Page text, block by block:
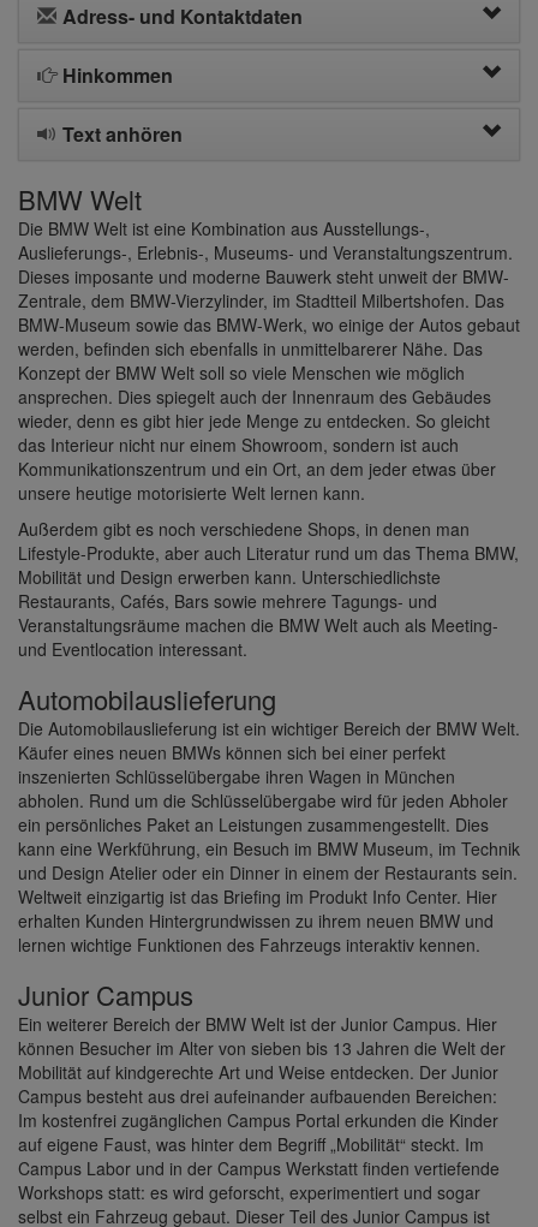
Adress- und Kontaktdaten
Hinkommen
Text anhören
BMW Welt
Die BMW Welt ist eine Kombination aus Ausstellungs-,
Auslieferungs-, Erlebnis-, Museums- und Veranstaltungszentrum.
Dieses imposante und moderne Bauwerk steht unweit der BMW-
Zentrale, dem BMW-Vierzylinder, im Stadtteil Milbertshofen. Das
BMW-Museum sowie das BMW-Werk, wo einige der Autos gebaut
werden, befinden sich ebenfalls in unmittelbarerer Nähe. Das
Konzept der BMW Welt soll so viele Menschen wie möglich
ansprechen. Dies spiegelt auch der Innenraum des Gebäudes
wieder, denn es gibt hier jede Menge zu entdecken. So gleicht
das Interieur nicht nur einem Showroom, sondern ist auch
Kommunikationszentrum und ein Ort, an dem jeder etwas über
unsere heutige motorisierte Welt lernen kann.
Außerdem gibt es noch verschiedene Shops, in denen man
Lifestyle-Produkte, aber auch Literatur rund um das Thema BMW,
Mobilität und Design erwerben kann. Unterschiedlichste
Restaurants, Cafés, Bars sowie mehrere Tagungs- und
Veranstaltungsräume machen die BMW Welt auch als Meeting-
und Eventlocation interessant.
Automobilauslieferung
Die Automobilauslieferung ist ein wichtiger Bereich der BMW Welt.
Käufer eines neuen BMWs können sich bei einer perfekt
inszenierten Schlüsselübergabe ihren Wagen in München
abholen. Rund um die Schlüsselübergabe wird für jeden Abholer
ein persönliches Paket an Leistungen zusammengestellt. Dies
kann eine Werkführung, ein Besuch im BMW Museum, im Technik
und Design Atelier oder ein Dinner in einem der Restaurants sein.
Weltweit einzigartig ist das Briefing im Produkt Info Center. Hier
erhalten Kunden Hintergrundwissen zu ihrem neuen BMW und
lernen wichtige Funktionen des Fahrzeugs interaktiv kennen.
Junior Campus
Ein weiterer Bereich der BMW Welt ist der Junior Campus. Hier
können Besucher im Alter von sieben bis 13 Jahren die Welt der
Mobilität auf kindgerechte Art und Weise entdecken. Der Junior
Campus besteht aus drei aufeinander aufbauenden Bereichen:
Im kostenfrei zugänglichen Campus Portal erkunden die Kinder
auf eigene Faust, was hinter dem Begriff „Mobilität“ steckt. Im
Campus Labor und in der Campus Werkstatt finden vertiefende
Workshops statt: es wird geforscht, experimentiert und sogar
selbst ein Fahrzeug gebaut. Dieser Teil des Junior Campus ist